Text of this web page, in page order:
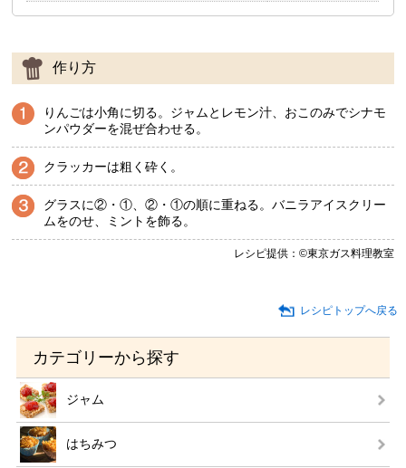
作り方
りんごは小角に切る。ジャムとレモン汁、おこのみでシナモ
ンパウダーを混ぜ合わせる。
クラッカーは粗く砕く。
グラスに②・①、②・①の順に重ねる。バニラアイスクリー
ムをのせ、ミントを飾る。
レシピ提供：©東京ガス料理教室
レシピトップへ戻る
カテゴリーから探す
ジャム
はちみつ